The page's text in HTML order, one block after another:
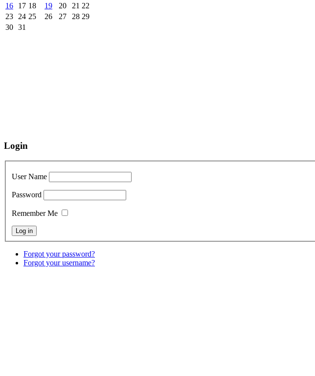
16
17 18 19 20 21 22
23
24 25 26 27 28 29
30 31
Login
User Name
Password
Remember Me
Forgot your password?
Forgot your username?